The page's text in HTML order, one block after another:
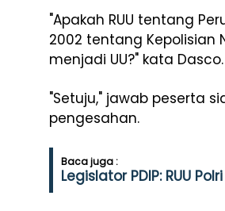
"Apakah RUU tentang
2002 tentang Kepolisian
menjadi UU?" kata Dasco.
"Setuju," jawab peserta
pengesahan.
Baca juga :
Legislator PDIP: RUU